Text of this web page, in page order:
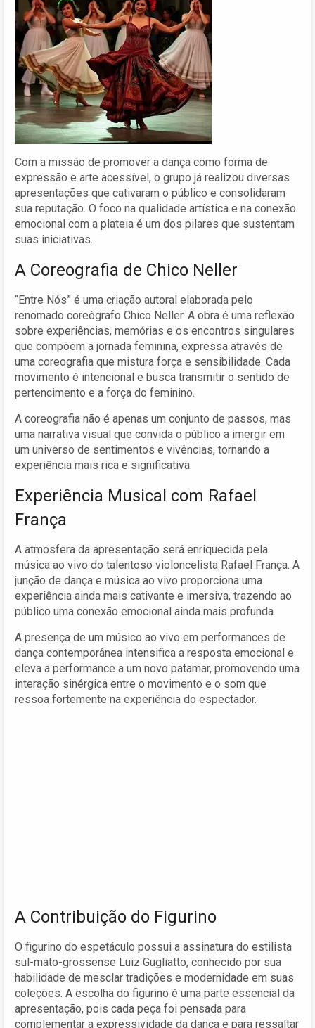
Com a missão de promover a dança como forma de
expressão e arte acessível, o grupo já realizou diversas
apresentações que cativaram o público e consolidaram
sua reputação. O foco na qualidade artística e na conexão
emocional com a plateia é um dos pilares que sustentam
suas iniciativas.
A Coreografia de Chico Neller
“Entre Nós” é uma criação autoral elaborada pelo
renomado coreógrafo Chico Neller. A obra é uma reflexão
sobre experiências, memórias e os encontros singulares
que compõem a jornada feminina, expressa através de
uma coreografia que mistura força e sensibilidade. Cada
movimento é intencional e busca transmitir o sentido de
pertencimento e a força do feminino.
A coreografia não é apenas um conjunto de passos, mas
uma narrativa visual que convida o público a imergir em
um universo de sentimentos e vivências, tornando a
experiência mais rica e significativa.
Experiência Musical com Rafael
França
A atmosfera da apresentação será enriquecida pela
música ao vivo do talentoso violoncelista Rafael França. A
junção de dança e música ao vivo proporciona uma
experiência ainda mais cativante e imersiva, trazendo ao
público uma conexão emocional ainda mais profunda.
A presença de um músico ao vivo em performances de
dança contemporânea intensifica a resposta emocional e
eleva a performance a um novo patamar, promovendo uma
interação sinérgica entre o movimento e o som que
ressoa fortemente na experiência do espectador.
A Contribuição do Figurino
O figurino do espetáculo possui a assinatura do estilista
sul-mato-grossense Luiz Gugliatto, conhecido por sua
habilidade de mesclar tradições e modernidade em suas
coleções. A escolha do figurino é uma parte essencial da
apresentação, pois cada peça foi pensada para
complementar a expressividade da dança e para ressaltar